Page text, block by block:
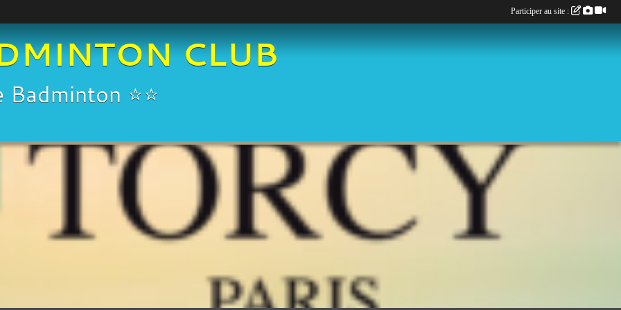
CLUB
⭐⭐
Participer au site :